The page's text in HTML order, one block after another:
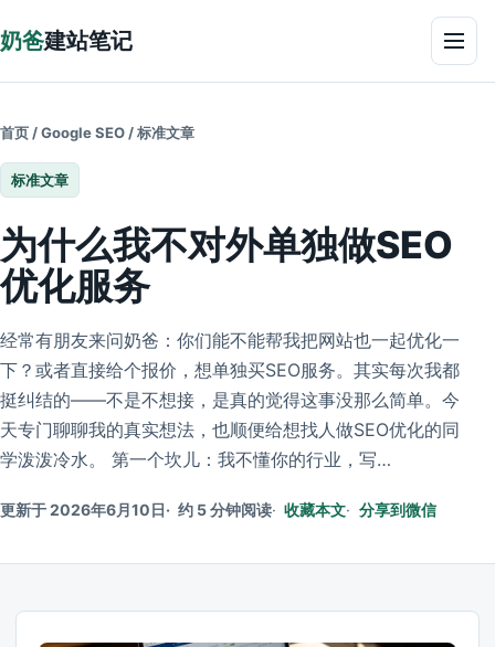
奶爸建站笔记 菜单
首页 /Google SEO /标准文章
标准文章
为什么我不对外单独做SEO
优化服务
经常有朋友来问奶爸：你们能不能帮我把网站也一起优化一
下？或者直接给个报价，想单独买SEO服务。其实每次我都
挺纠结的——不是不想接，是真的觉得这事没那么简单。今
天专门聊聊我的真实想法，也顺便给想找人做SEO优化的同
学泼泼冷水。 第一个坎儿：我不懂你的行业，写…
更新于 2026年6月10日 约 5 分钟阅读 收藏本文 分享到微信